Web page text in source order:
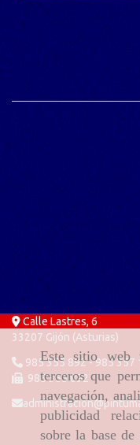
Este sitio web
terceros que
navegación,
publicidad
sobre la base
Calle Lastres, 6
33207 Gijón (Asturias)
985 355 892 - 985 357
985 355 892
administracion